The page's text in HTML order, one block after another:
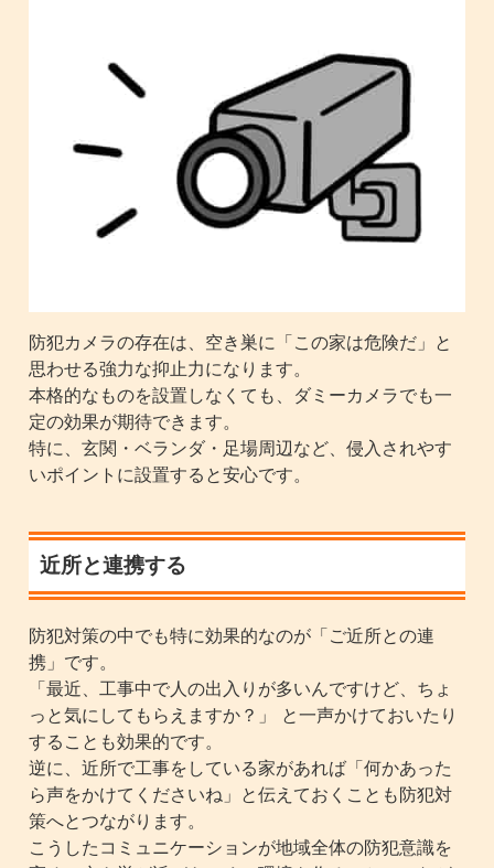
防犯カメラの存在は、空き巣に「この家は危険だ」と
思わせる強力な抑止力になります。
本格的なものを設置しなくても、ダミーカメラでも一
定の効果が期待できます。
特に、玄関・ベランダ・足場周辺など、侵入されやす
いポイントに設置すると安心です。
近所と連携する
防犯対策の中でも特に効果的なのが「ご近所との連
携」です。
「最近、工事中で人の出入りが多いんですけど、ちょ
っと気にしてもらえますか？」 と一声かけておいたり
することも効果的です。
逆に、近所で工事をしている家があれば「何かあった
ら声をかけてくださいね」と伝えておくことも防犯対
策へとつながります。
こうしたコミュニケーションが地域全体の防犯意識を